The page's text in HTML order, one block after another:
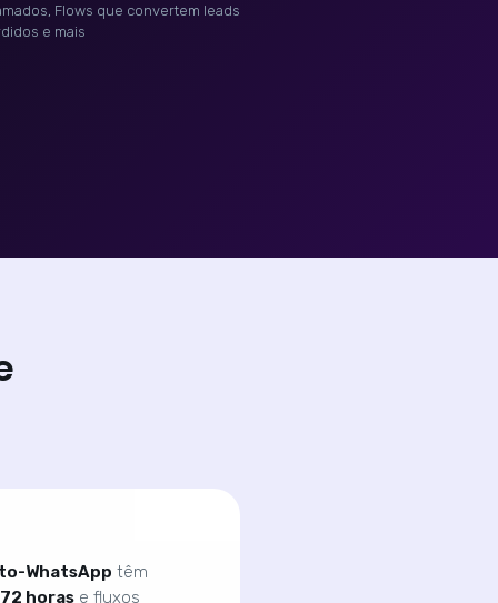
Flows que convertem leads
e mais
WhatsApp têm
72 horas e fluxos